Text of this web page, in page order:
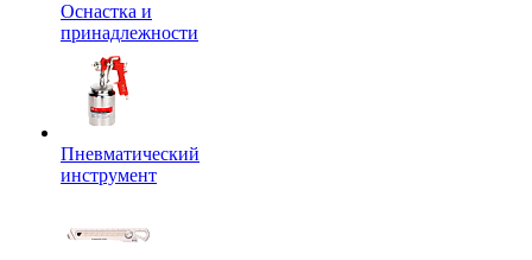
Оснастка и
принадлежности
Пневматический
инструмент